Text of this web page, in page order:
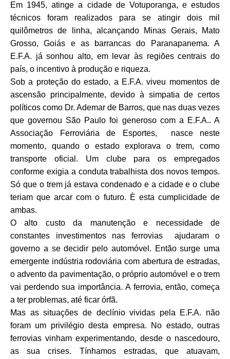
Em 1945, atinge a cidade de Votuporanga, e estudos
técnicos foram realizados para se atingir dois mil
quilômetros de linha, alcançando Minas Gerais, Mato
Grosso, Goiás e as barrancas do Paranapanema. A
E.F.A. já sonhou alto, em levar às regiões centrais do
país, o incentivo à produção e riqueza.
Sob a proteção do estado, a E.F.A. viveu momentos de
ascensão principalmente, devido à simpatia de certos
políticos como Dr. Ademar de Barros, que nas duas vezes
que governou São Paulo foi generoso com a E.F.A.. A
Associação Ferroviária de Esportes, nasce neste
momento, quando o estado explorava o trem, como
transporte oficial. Um clube para os empregados
conforme exigia a conduta trabalhista dos novos tempos.
Só que o trem já estava condenado e a cidade e o clube
teriam que arcar com o futuro. È esta cumplicidade de
ambas.
O alto custo da manutenção e necessidade de
constantes investimentos nas ferrovias ajudaram o
governo a se decidir pelo automóvel. Então surge uma
emergente indústria rodoviária com abertura de estradas,
o advento da pavimentação, o próprio automóvel e o trem
vai perdendo sua importância. A ferrovia, então, começa
a ter problemas, até ficar órfã.
Mas as situações de declínio vividas pela E.F.A. não
foram um privilégio desta empresa. No estado, outras
ferrovias vinham experimentando, desde o nascedouro,
as sua crises. Tínhamos estradas, que atuavam,